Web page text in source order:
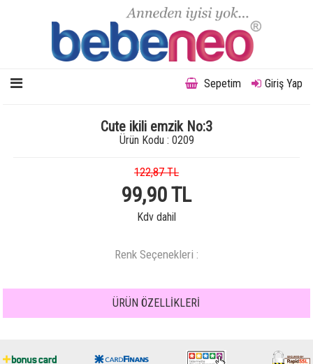
Giriş Yap
Sepetim
Cute ikili emzik No:3
Ürün Kodu : 0209
122,87 TL
99,90 TL
Kdv dahil
Renk Seçenekleri :
ÜRÜN ÖZELLİKLERİ